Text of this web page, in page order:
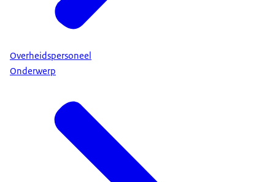
Overheidspersoneel
Onderwerp